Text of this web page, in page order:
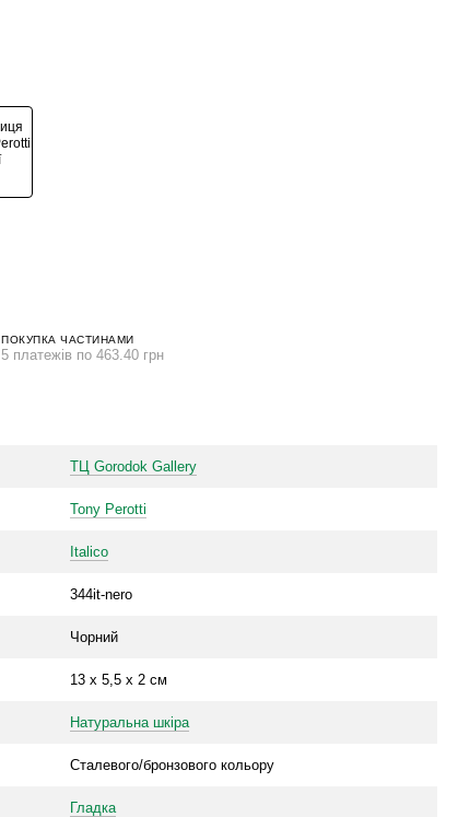
ПОКУПКА ЧАСТИНАМИ
5 платежів по 463.40 грн
ТЦ Gorodok Gallery
Tony Perotti
Italico
344it-nero
Чорний
13 х 5,5 х 2 см
Натуральна шкіра
Сталевого/бронзового кольору
Гладка